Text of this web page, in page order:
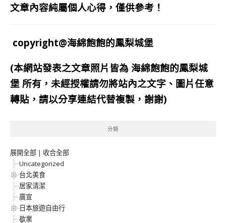
文章內容純屬個人心得，僅供參考！
copyright@海綿飽飽的鳳梨城堡
(本網站發表之文章照片皆為 海綿飽飽的鳳梨城
堡 所有，未經授權請勿將站內之文字、圖片任意
轉貼，請以分享連結代替複製，謝謝)
分類
展開全部 | 收合全部
Uncategorized
台北美食
居家清潔
廣宣
日本旅遊自由行
歇業